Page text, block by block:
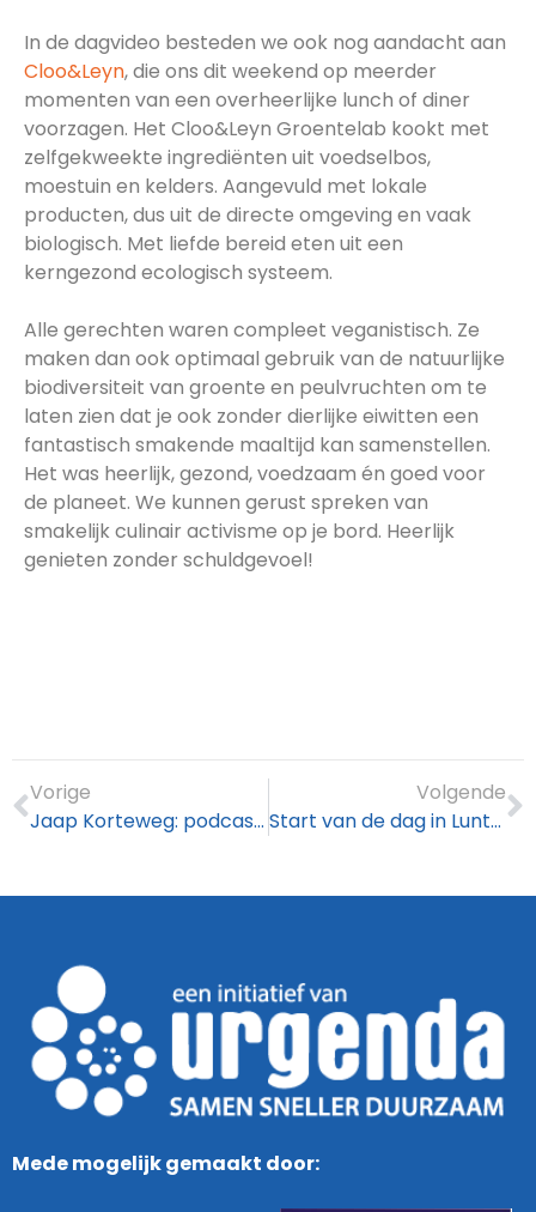
In de dagvideo besteden we ook nog aandacht aan
Cloo&Leyn, die ons dit weekend op meerder
momenten van een overheerlijke lunch of diner
voorzagen. Het Cloo&Leyn Groentelab kookt met
zelfgekweekte ingrediënten uit voedselbos,
moestuin en kelders. Aangevuld met lokale
producten, dus uit de directe omgeving en vaak
biologisch. Met liefde bereid eten uit een
kerngezond ecologisch systeem.
Alle gerechten waren compleet veganistisch. Ze
maken dan ook optimaal gebruik van de natuurlijke
biodiversiteit van groente en peulvruchten om te
laten zien dat je ook zonder dierlijke eiwitten een
fantastisch smakende maaltijd kan samenstellen.
Het was heerlijk, gezond, voedzaam én goed voor
de planeet. We kunnen gerust spreken van
smakelijk culinair activisme op je bord. Heerlijk
genieten zonder schuldgevoel!
Vorige
Jaap Korteweg: podcastgast van de dag
Volgende
Start van de dag in Lunteren!
Mede mogelijk gemaakt door: